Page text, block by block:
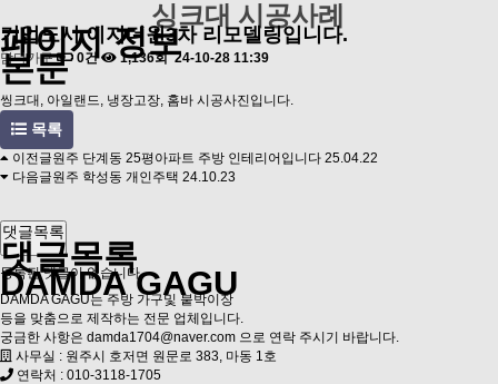
싱크대 시공사례
기업도시 이지더원3차 리모델링입니다.
페이지 정보
담다가구 0건 1,136회 24-10-28 11:39
본문
씽크대, 아일랜드, 냉장고장, 홈바 시공사진입니다.
목록
이전글원주 단계동 25평아파트 주방 인테리어입니다 25.04.22
다음글원주 학성동 개인주택 24.10.23
댓글목록
댓글목록
등록된 댓글이 없습니다.
DAMDA GAGU
DAMDA GAGU는주방 가구및 붙박이장
등을 맞춤으로 제작하는 전문 업체입니다.
궁금한 사항은 damda1704@naver.com 으로 연락 주시기 바랍니다.
사무실 : 원주시 호저면 원문로 383, 마동 1호
연락처 : 010-3118-1705